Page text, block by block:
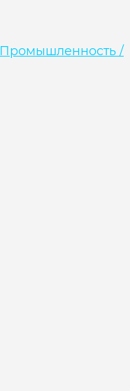
Промышленность /